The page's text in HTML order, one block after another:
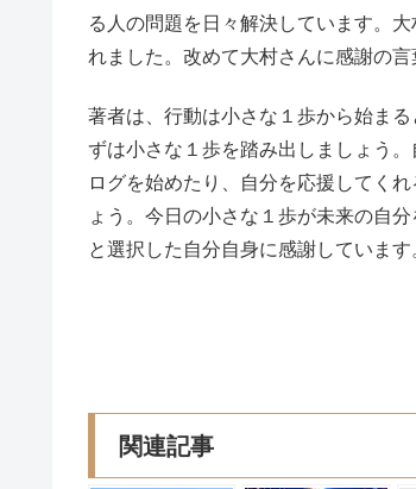
る人の問題を日々解決しています。
れました。改めて大村さんに感謝の言
著者は、行動は小さな１歩から始ま
ずは小さな１歩を踏み出しましょう
ログを始めたり、自分を応援してく
ょう。今日の小さな１歩が未来の自
と選択した自分自身に感謝しています
関連記事